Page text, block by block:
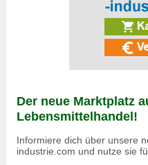
Der neue Marktplatz
Lebensmittelhandel!
Informiere dich über unsere
industrie.com und nutze sie